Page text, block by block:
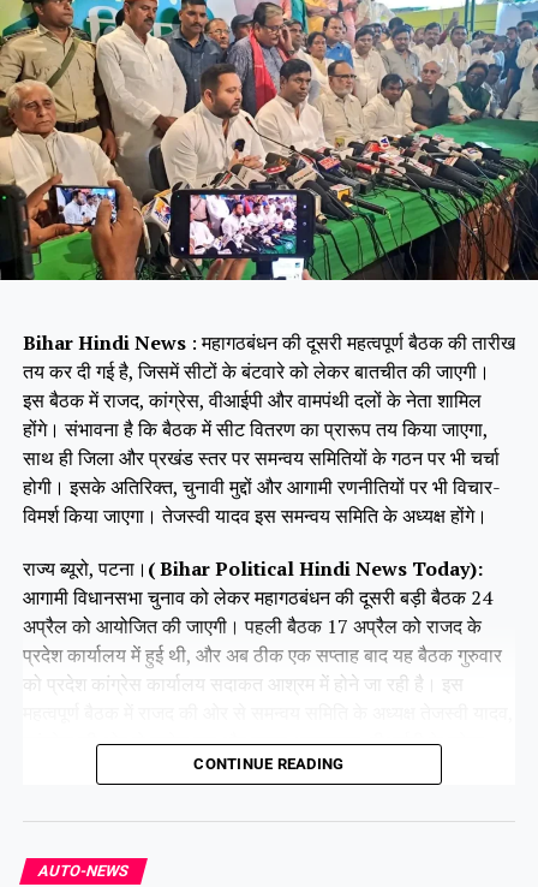
Bihar Hindi News: महागठबंधन की दूसरी महत्वपूर्ण बैठक की तारीख
तय कर दी गई है, जिसमें सीटों के बंटवारे को लेकर बातचीत की जाएगी।
इस बैठक में राजद, कांग्रेस, वीआईपी और वामपंथी दलों के नेता शामिल
होंगे। संभावना है कि बैठक में सीट वितरण का प्रारूप तय किया जाएगा,
साथ ही जिला और प्रखंड स्तर पर समन्वय समितियों के गठन पर भी चर्चा
होगी। इसके अतिरिक्त, चुनावी मुद्दों और आगामी रणनीतियों पर भी विचार-
विमर्श किया जाएगा। तेजस्वी यादव इस समन्वय समिति के अध्यक्ष होंगे।
राज्य ब्यूरो, पटना। ( Bihar Political Hindi News Today):
आगामी विधानसभा चुनाव को लेकर महागठबंधन की दूसरी बड़ी बैठक 24
अप्रैल को आयोजित की जाएगी। पहली बैठक 17 अप्रैल को राजद के
प्रदेश कार्यालय में हुई थी, और अब ठीक एक सप्ताह बाद यह बैठक गुरुवार
को प्रदेश कांग्रेस कार्यालय सदाकत आश्रम में होने जा रही है। इस
कांग्रेस की ओर से राजेश राम और कृष्णा अल्लावारू, वीआईपी के मुकेश
सहनी और वाम दलों के प्रमुख नेता भाग लेंगे।
Share this:
CONTINUE READING
AUTO-NEWS